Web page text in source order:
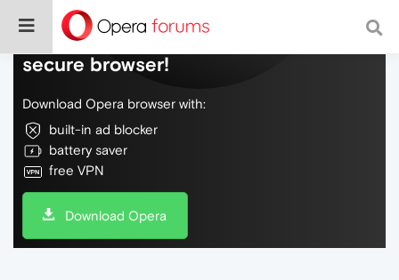
Do more on the web, with a fast and
secure browser!
Download Opera browser with:
built-in ad blocker
battery saver
free VPN
Download Opera